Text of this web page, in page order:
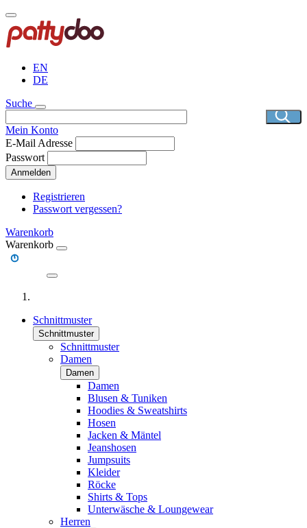
Direkt
zum
Inhalt
EN
DE
Suche
Mein Konto
E-Mail Adresse
Passwort
Anmelden
Registrieren
Passwort vergessen?
Warenkorb
Warenkorb
Schnittmuster
Schnittmuster
Schnittmuster
Damen
Damen
Damen
Blusen & Tuniken
Hoodies & Sweatshirts
Hosen
Jacken & Mäntel
Jeanshosen
Jumpsuits
Kleider
Röcke
Shirts & Tops
Unterwäsche & Loungewear
Herren